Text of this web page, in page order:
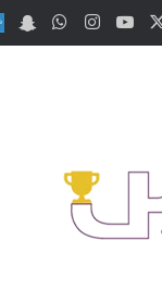
‫YouTubeانستقرام